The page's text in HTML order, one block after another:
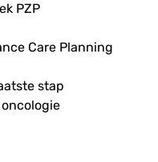
PZP
Care Planning
stap